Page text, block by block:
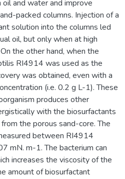
and water and improve
packed columns. Injection of a
solution into the columns led
oil, but only when at high
the other hand, when the
RI4914 was used as the
was obtained, even with a
(i.e. 0.2 g L-1). These
produces other
with the biosurfactants
the porous sand-core. The
between RI4914
mN. m-1. The bacterium can
increases the viscosity of the
amount of biosurfactant